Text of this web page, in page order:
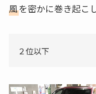
風を密かに巻き起こ
２位以下